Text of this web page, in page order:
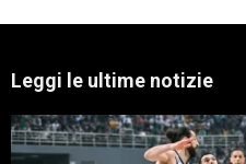
Leggi le ultime notizie